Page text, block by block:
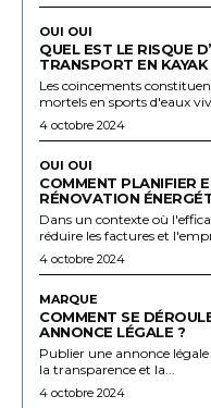
OUI OUI
QUEL EST LE RISQUE
TRANSPORT EN KAYAK
Les coincements
mortels en sports d'eaux
4 octobre 2024
OUI OUI
COMMENT PLANIFIER
RÉNOVATION
Dans un contexte où
réduire les factures et
4 octobre 2024
MARQUE
COMMENT SE
ANNONCE LÉGALE ?
Publier une annonce
la transparence et la...
4 octobre 2024